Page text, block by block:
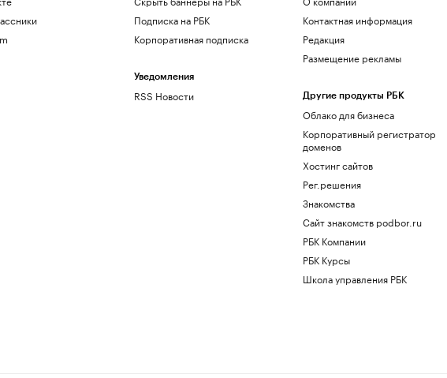
Подписка на РБК
Корпоративная подписка
Уведомления
RSS Новости
Контактная информация
Редакция
Размещение рекламы
Другие продукты РБК
Облако для бизнеса
Корпоративный регистратор
доменов
Хостинг сайтов
Рег.решения
Знакомства
Сайт знакомств podbor.ru
РБК Компании
РБК Курсы
Школа управления РБК